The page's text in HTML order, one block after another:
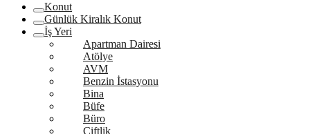
Konut
Günlük Kiralık Konut
İş Yeri
Apartman Dairesi
Atölye
AVM
Benzin İstasyonu
Bina
Büfe
Büro
Çiftlik